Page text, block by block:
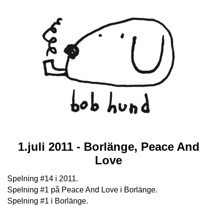
1.juli 2011 - Borlänge, Peace And
Love
Spelning #14 i 2011.
Spelning #1 på Peace And Love i Borlänge.
Spelning #1 i Borlänge.